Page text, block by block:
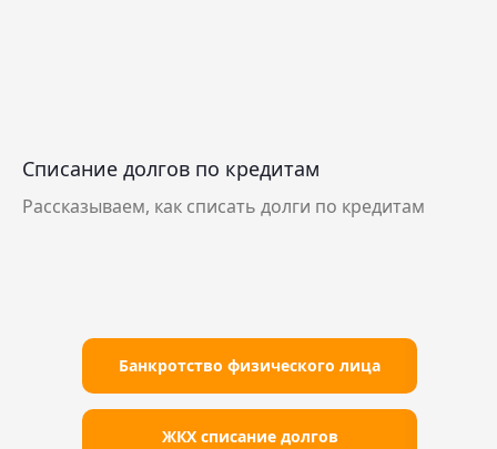
Списание долгов по кредитам
Рассказываем, как списать долги по кредитам
Банкротство физического лица
ЖКХ списание долгов